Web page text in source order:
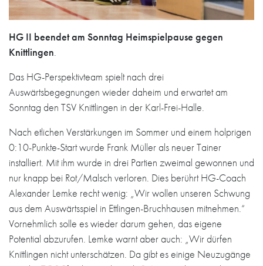
HG II beendet am Sonntag Heimspielpause gegen
Knittlingen.
Das HG-Perspektivteam spielt nach drei
Auswärtsbegegnungen wieder daheim und erwartet am
Sonntag den TSV Knittlingen in der Karl-Frei-Halle.
Nach etlichen Verstärkungen im Sommer und einem holprigen
0:10-Punkte-Start wurde Frank Müller als neuer Tainer
installiert. Mit ihm wurde in drei Partien zweimal gewonnen und
nur knapp bei Rot/Malsch verloren. Dies berührt HG-Coach
Alexander Lemke recht wenig: „Wir wollen unseren Schwung
aus dem Auswärtsspiel in Ettlingen-Bruchhausen mitnehmen.“
Vornehmlich solle es wieder darum gehen, das eigene
Potential abzurufen. Lemke warnt aber auch: „Wir dürfen
Knittlingen nicht unterschätzen. Da gibt es einige Neuzugänge